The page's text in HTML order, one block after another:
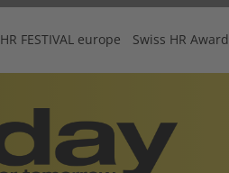
HR FESTIVAL europe Swiss HR Award